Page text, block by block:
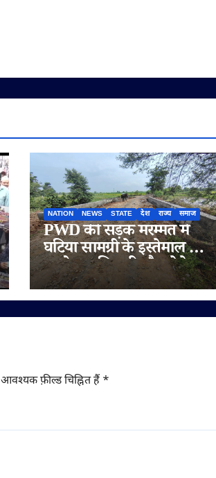
NATION NEWS STATE देश राज्य समाज
PWD की सड़क मरम्मत में
घटिया सामग्री के इस्तेमाल के
आरोप, अधिकारी मौन; ठेकेदार
पर दोबारा गुणवत्ता से
समझौता करने का आरोप
आवश्यक फ़ील्ड चिह्नित हैं *